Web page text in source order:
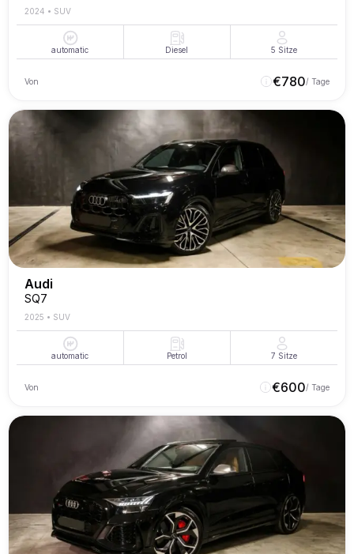
2024 • SUV
automatic Diesel 5 Sitze
Von €780/ Tage
Audi
SQ7
2025 • SUV
automatic Petrol 7 Sitze
Von €600/ Tage